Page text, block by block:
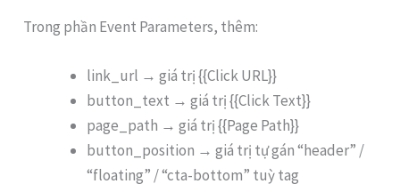
Trong phần Event Parameters, thêm:
link_url → giá trị {{Click URL}}
button_text → giá trị {{Click Text}}
page_path → giá trị {{Page Path}}
button_position → giá trị tự gán “header” /
“floating” / “cta-bottom” tuỳ tag